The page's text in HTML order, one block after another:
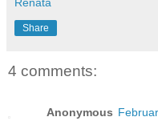
Share
4 comments:
Anonymous